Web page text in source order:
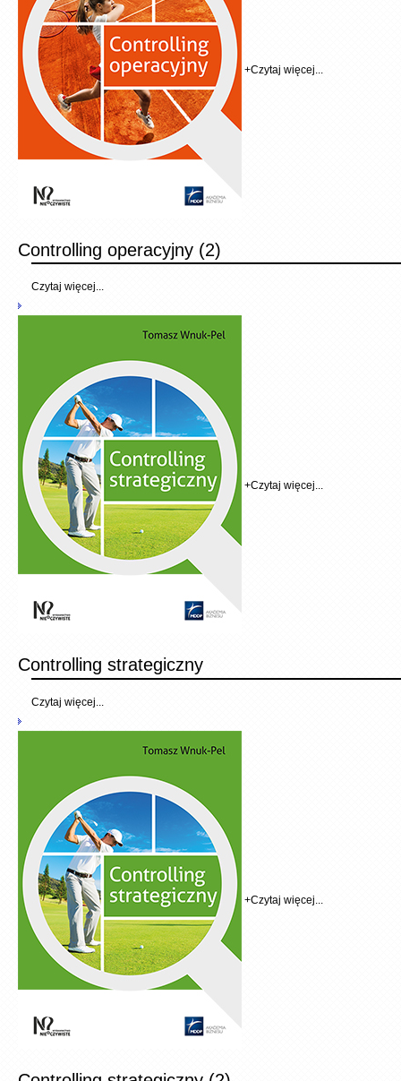
+Czytaj więcej...
Controlling operacyjny (2)
Czytaj więcej...
+Czytaj więcej...
Controlling strategiczny
Czytaj więcej...
+Czytaj więcej...